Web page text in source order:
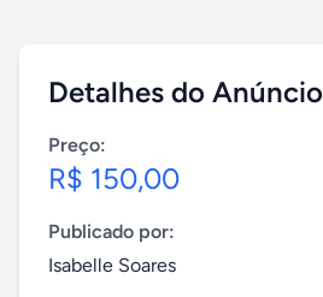
Detalhes do Anúncio
Preço:
R$ 150,00
Publicado por:
Isabelle Soares